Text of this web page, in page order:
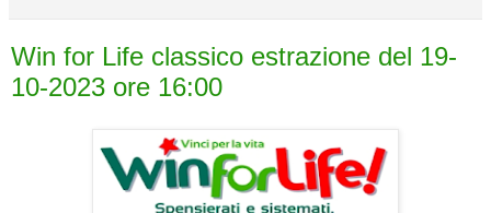
Win for Life classico estrazione del 19-
10-2023 ore 16:00